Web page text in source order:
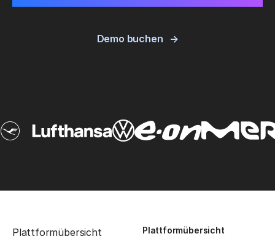
Demo buchen
Plattformübersicht Plattformübersicht